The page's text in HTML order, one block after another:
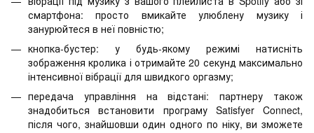
смартфона: просто вмикайте улюблену музику і
занурюйтеся в неї повністю;
кнопка-бустер: у будь-якому режимі натисніть
зображення кролика і отримайте 20 секунд максимально
інтенсивної вібрації для швидкого оргазму;
передача управління на відстані: партнеру також
знадобиться встановити програму Satisfyer Connect,
після чого, знайшовши один одного по ніку, ви зможете